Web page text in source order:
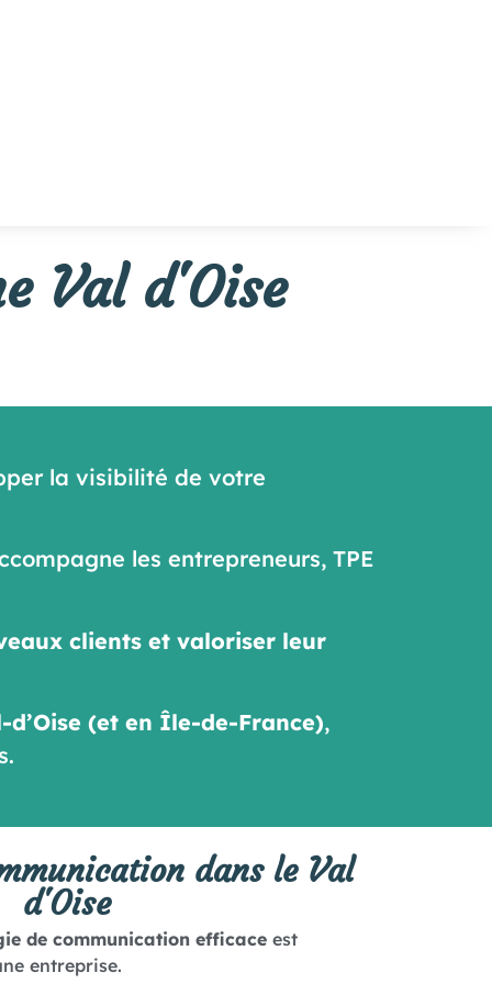
Val d'Oise
la visibilité de votre
les entrepreneurs, TPE
clients et valoriser leur
d’Oise (et en Île-de-France),
dans le Val
d'Oise
de communication efficace est
entreprise.